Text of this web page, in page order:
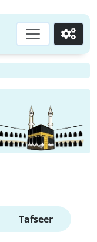
Go
Tafseer